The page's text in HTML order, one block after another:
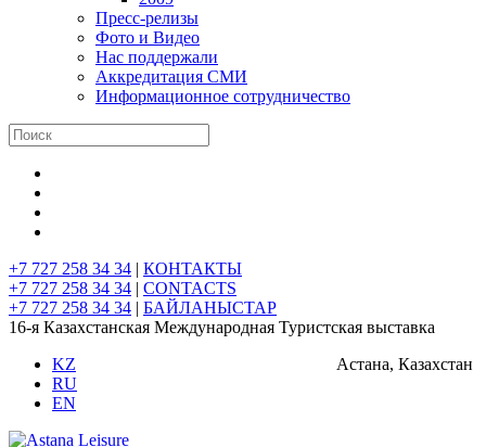
Пресс-релизы
Фото и Видео
Нас поддержали
Аккредитация СМИ
Информационное сотрудничество
+7 727 258 34 34 | КОНТАКТЫ
+7 727 258 34 34 | CONTACTS
+7 727 258 34 34 | БАЙЛАНЫСТАР
16-я Казахстанская Международная Туристская выставка
Астана, Казахстан
KZ
RU
EN